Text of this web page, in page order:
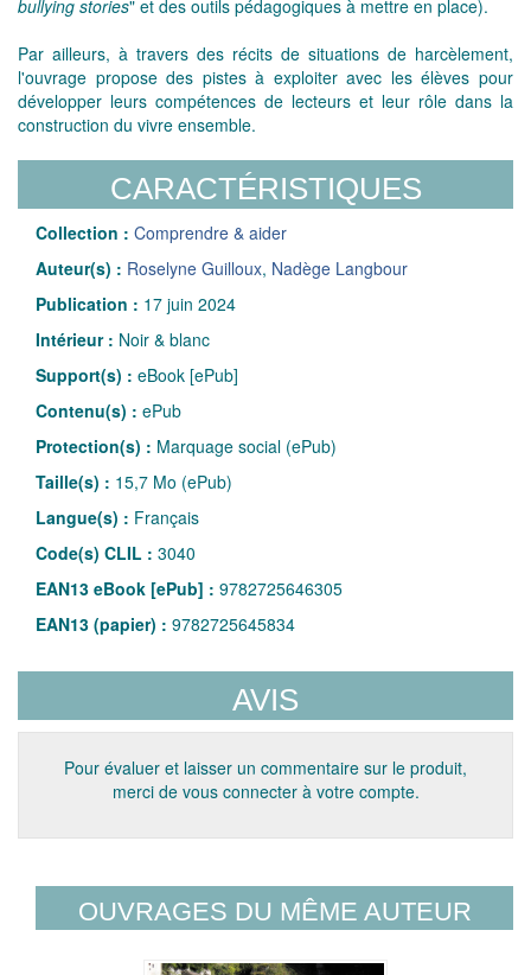
bullying stories" et des outils pédagogiques à mettre en place).
Par ailleurs, à travers des récits de situations de harcèlement,
l'ouvrage propose des pistes à exploiter avec les élèves pour
développer leurs compétences de lecteurs et leur rôle dans la
construction du vivre ensemble.
CARACTÉRISTIQUES
Collection : Comprendre & aider
Auteur(s) : Roselyne Guilloux, Nadège Langbour
Publication : 17 juin 2024
Intérieur : Noir & blanc
Support(s) : eBook [ePub]
Contenu(s) : ePub
Protection(s) : Marquage social (ePub)
Taille(s) : 15,7 Mo (ePub)
Langue(s) : Français
Code(s) CLIL : 3040
EAN13 eBook [ePub] : 9782725646305
EAN13 (papier) : 9782725645834
AVIS
Pour évaluer et laisser un commentaire sur le produit,
merci de vous connecter à votre compte.
OUVRAGES DU MÊME AUTEUR